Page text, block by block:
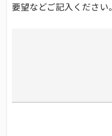
要望などご記入ください。